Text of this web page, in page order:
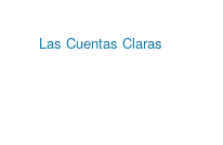
Las Cuentas Claras